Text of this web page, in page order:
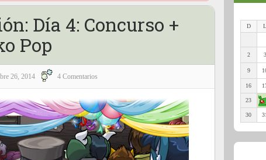
Día 4: Concurso +
Pop
26, 2014 4 Comentarios
D L
2 3
9
16
23
30 31